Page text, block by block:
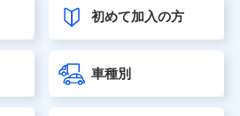
会社（https://neofirst.co.jp/）
（https://www.taiju-life.co.jp）
株式会社
初めて加入の方
車種別